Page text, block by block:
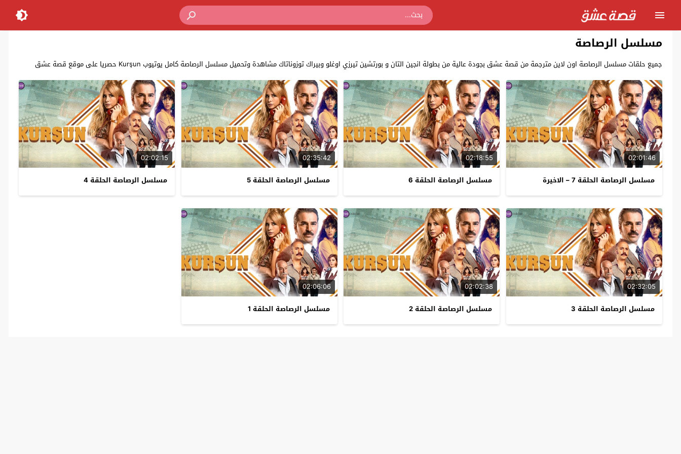
مسلسل الرصاصة
جميع حلقات مسلسل الرصاصة اون لاين مترجمة من قصة عشق بجودة عالية من بطولة انجين التان و بورتشين تيرزي اوغلو وبيراك توزوناتاك مشاهدة وتحميل مسلسل الرصاصة كامل يوتيوب ‏‎Kurşun‏ حصريا على موقع قصة عشق
02:01:46
مسلسل الرصاصة الحلقة 7 – الاخيرة
02:18:55
مسلسل الرصاصة الحلقة 6
02:35:42
مسلسل الرصاصة الحلقة 5
02:02:15
مسلسل الرصاصة الحلقة 4
02:32:05
مسلسل الرصاصة الحلقة 3
02:02:38
مسلسل الرصاصة الحلقة 2
02:06:06
مسلسل الرصاصة الحلقة 1